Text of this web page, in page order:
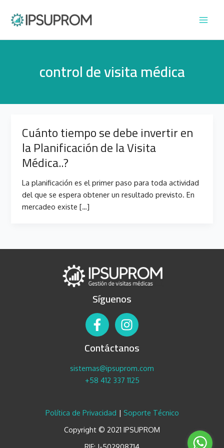
contenido
control de visita médica
Cuánto tiempo se debe invertir en
la Planificación de la Visita
Médica..?
La planificación es el primer paso para toda actividad
del que se espera obtener un resultado previsto. En
mercadeo existe […]
Síguenos
Contáctanos
sistemas@ipsuprom.com
+58 412 337 1125
Política de Privacidad | Soporte Técnico
Copyright © 2021 IPSUPROM